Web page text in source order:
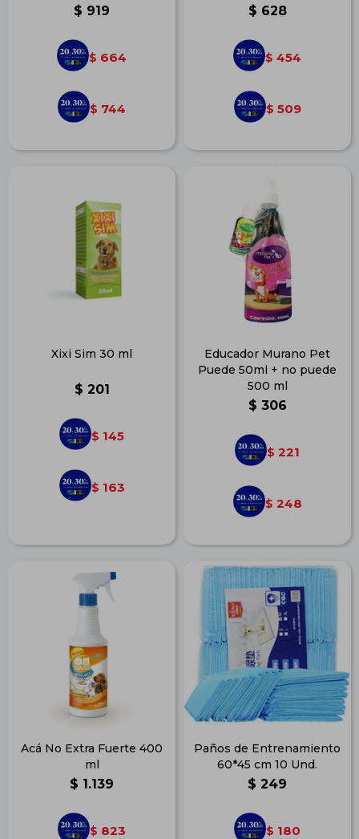
$ 919
$ 664
$ 744
$ 628
$ 454
$ 509
Xixi Sim 30 ml
$ 201
$ 145
$ 163
Educador Murano Pet
Puede 50ml + no puede
500 ml
$ 306
$ 221
$ 248
Acá No Extra Fuerte 400
ml
$ 1.139
$ 823
Paños de Entrenamiento
60*45 cm 10 Und.
$ 249
$ 180